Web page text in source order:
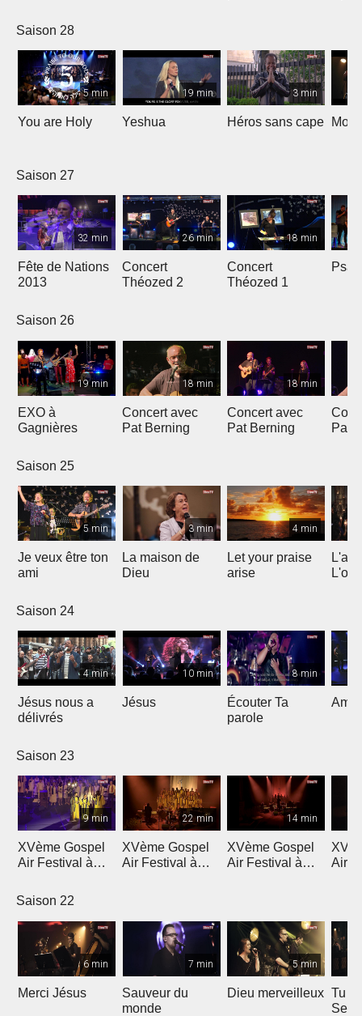
Saison 28
5 min
You are Holy
19 min
Yeshua
3 min
Héros sans cape Moi
Saison 27
32 min
Fête de Nations
2013
26 min
Concert
Théozed 2
18 min
Concert
Théozed 1
Saison 26
19 min
EXO à
Gagnières
18 min
Concert avec
Pat Berning
18 min
Concert avec
Pat Berning
Pat
Saison 25
5 min
Je veux être ton
ami
3 min
La maison de
Dieu
4 min
Let your praise
arise
Saison 24
4 min
Jésus nous a
délivrés
10 min
Jésus
8 min
Écouter Ta
parole
Ami
Saison 23
9 min
XVème Gospel
Air Festival à
22 min
XVème Gospel
Air Festival à
14 min
XVème Gospel
Air Festival à
Air
Saison 22
6 min
Merci Jésus
7 min
Sauveur du
monde
5 min
Dieu merveilleux Tu